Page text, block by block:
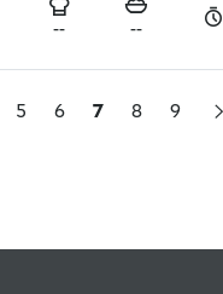
-- --
5 6 7 8 9